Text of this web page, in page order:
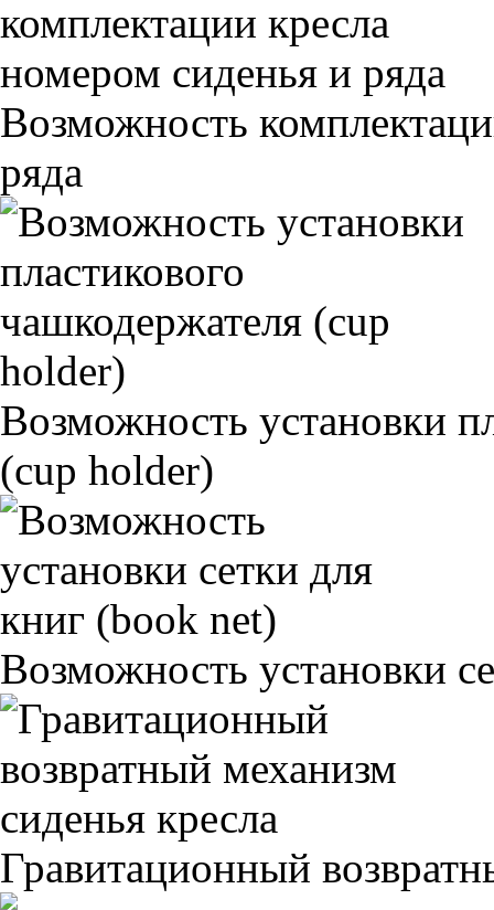
Возможность
ряда
Возможность установки
(cup holder)
Возможность установки
Гравитационный